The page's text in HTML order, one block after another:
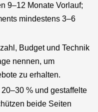
9–12 Monate Vorlauf;
mindestens 3–6
Budget und Technik
nennen, um
zu erhalten.
% und gestaffelte
beide Seiten